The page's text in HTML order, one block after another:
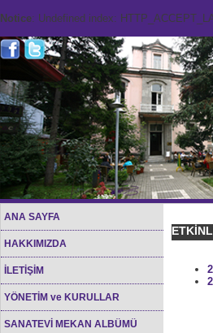
Notice: Undefined index:
ANA SAYFA
HAKKIMIZDA
İLETİŞİM
YÖNETİM ve KURULLAR
SANATEVİ MEKAN ALBÜMÜ